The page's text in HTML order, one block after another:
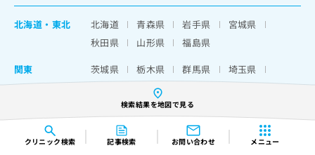
クリニック検索 記事検索 お問い合わせ メニュー
検索結果を地図で見る
北海道 ・ 東北 北海道 青森県 岩手県
宮城県
秋田県
山形県
福島県
関東
茨城県 栃木県 群馬県
埼玉県
東京都
新潟県 富山県 石川県
福井県
長野県
岐阜県 静岡県
愛知県